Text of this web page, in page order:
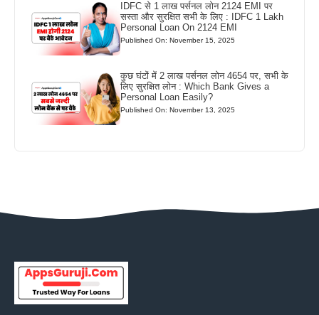
IDFC से 1 लाख पर्सनल लोन 2124 EMI पर
सस्ता और सुरक्षित सभी के लिए : IDFC 1 Lakh
Personal Loan On 2124 EMI
Published On: November 15, 2025
कुछ घंटों में 2 लाख पर्सनल लोन 4654 पर, सभी के
लिए सुरक्षित लोन : Which Bank Gives a
Personal Loan Easily?
Published On: November 13, 2025